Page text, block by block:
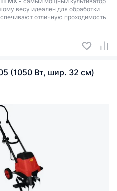
весу идеален для обработки
отличную проходимость
(1050 Вт, шир. 32 см)